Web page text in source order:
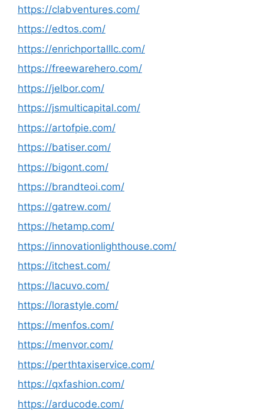
https://clabventures.com/
https://edtos.com/
https://enrichportalllc.com/
https://freewarehero.com/
https://jelbor.com/
https://jsmulticapital.com/
https://artofpie.com/
https://batiser.com/
https://bigont.com/
https://brandteoi.com/
https://gatrew.com/
https://hetamp.com/
https://innovationlighthouse.com/
https://itchest.com/
https://lacuvo.com/
https://lorastyle.com/
https://menfos.com/
https://menvor.com/
https://perthtaxiservice.com/
https://qxfashion.com/
https://arducode.com/